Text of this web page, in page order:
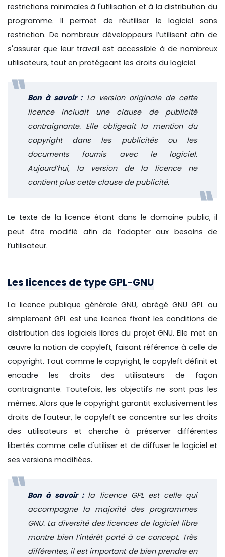
restrictions minimales à l'utilisation et à la distribution du
programme. Il permet de réutiliser le logiciel sans
restriction. De nombreux développeurs l’utilisent afin de
s'assurer que leur travail est accessible à de nombreux
utilisateurs, tout en protégeant les droits du logiciel.
Bon à savoir :La version originale de cette
licence incluait une clause de publicité
contraignante. Elle obligeait la mention du
copyright dans les publicités ou les
documents fournis avec le logiciel.
Aujourd’hui, la version de la licence ne
contient plus cette clause de publicité.
Le texte de la licence étant dans le domaine public, il
peut être modifié afin de l’adapter aux besoins de
l’utilisateur.
Les licences de type GPL-GNU
La licence publique générale GNU, abrégé GNU GPL ou
simplement GPL est une licence fixant les conditions de
distribution des logiciels libres du projet GNU. Elle met en
œuvre la notion de copyleft, faisant référence à celle de
copyright. Tout comme le copyright, le copyleft définit et
encadre les droits des utilisateurs de façon
contraignante. Toutefois, les objectifs ne sont pas les
mêmes. Alors que le copyright garantit exclusivement les
droits de l'auteur, le copyleft se concentre sur les droits
des utilisateurs et cherche à préserver différentes
libertés comme celle d'utiliser et de diffuser le logiciel et
ses versions modifiées.
Bon à savoir : la licence GPL est celle qui
accompagne la majorité des programmes
GNU. La diversité des licences de logiciel libre
montre bien l’intérêt porté à ce concept. Très
différentes, il est important de bien prendre en